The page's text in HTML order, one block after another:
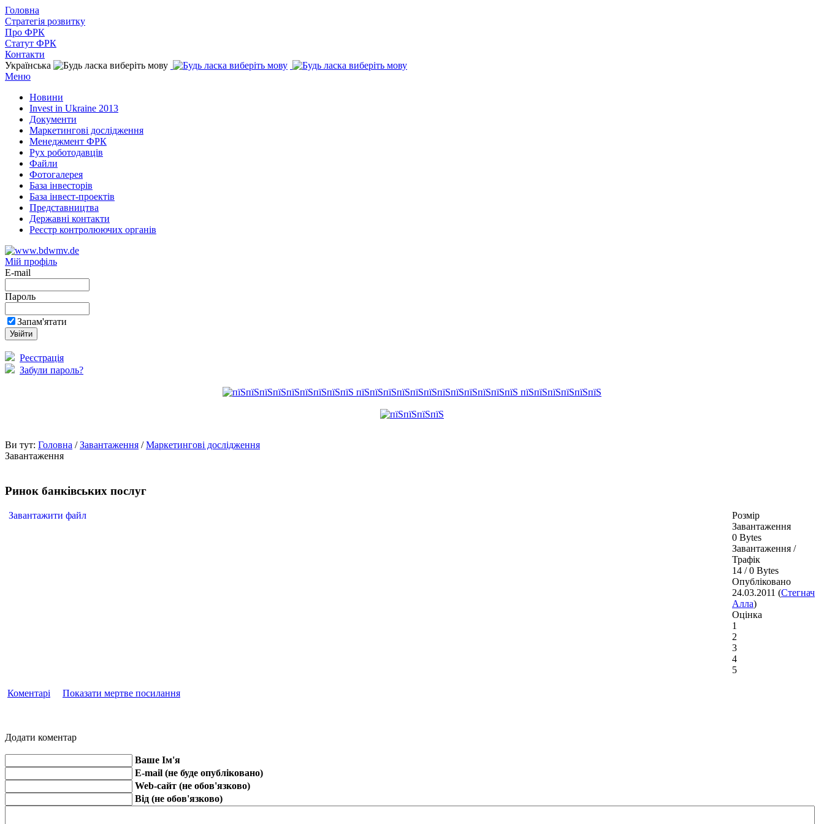
Головна
Стратегія розвитку
Про ФРК
Статут ФРК
Контакти
Українська
Меню
Новини
Invest in Ukraine 2013
Документи
Маркетингові дослідження
Менеджмент ФРК
Рух роботодавців
Файли
Фотогалерея
База інвесторів
База інвест-проектів
Представництва
Державні контакти
Реєстр контролюючих органів
Мій профіль
E-mail
Пароль
Запам'ятати
Реєстрація
Забули пароль?
Ви тут: Головна /Завантаження /Маркетингові дослідження
Завантаження
Ринок банківських послуг
Завантажити файл
Розмір
Завантаження
0 Bytes
Завантаження /
Трафік
14 / 0 Bytes
Опубліковано
24.03.2011 (Стегнач
Алла)
Оцінка
1
2
3
4
5
Коментарі Показати мертве посилання
Додати коментар
Ваше Ім'я
E-mail (не буде опубліковано)
Web-сайт (не обов'язково)
Від (не обов'язково)